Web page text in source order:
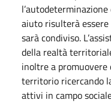
aiuto risulterà
sarà condiviso.
della realtà
inoltre a
territorio ricercando
attivi in campo